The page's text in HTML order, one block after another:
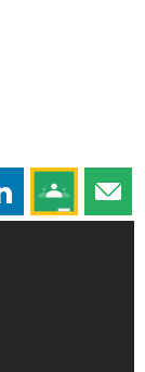
sur
cette page sur X
cette
Partagez